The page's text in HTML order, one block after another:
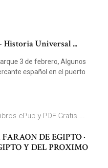
Historia Universal ...
3 de febrero, Algunos
español en el puerto
ePub y PDF Gratis ...
DE EGIPTO ·
Y DEL PROXIMO